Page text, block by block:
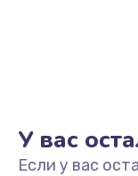
У вас
Если у вас